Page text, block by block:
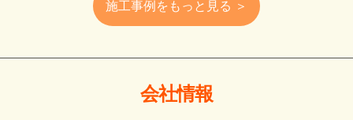
施工事例をもっと見る ＞
会社情報